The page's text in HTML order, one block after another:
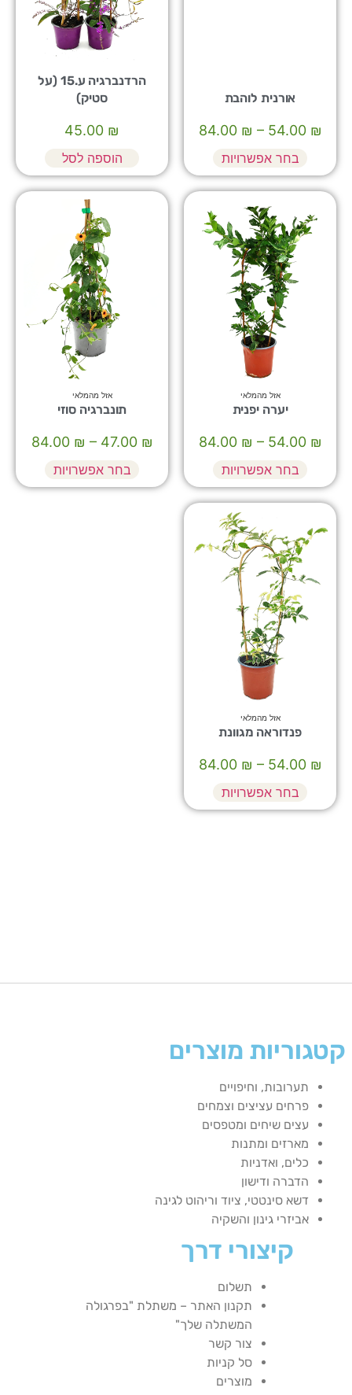
אורנית לוהבת
₪
54.00
–
₪
84.00
בחר אפשרויות
הרדנברגיה ע.15 (על
סטיק)
₪
הוספה לסל
אזל מהמלאי
יערה יפנית
₪
54.00
–
₪
84.00
בחר אפשרויות
אזל מהמלאי
תונברגיה סוזי
₪
47.00
–
₪
84.00
בחר אפשרויות
אזל מהמלאי
פנדוראה מגוונת
₪
54.00
–
₪
84.00
בחר אפשרויות
קטגוריות מוצרים
תערובות, וחיפויים
פרחים עציצים וצמחים
עצים שיחים ומטפסים
מארזים ומתנות
כלים, ואדניות
הדברה ודישון
דשא סינטטי, ציוד וריהוט לגינה
אביזרי גינון והשקיה
קיצורי דרך
תשלום
תקנון האתר – משתלת "בפרגולה
המשתלה שלך"
צור קשר
סל קניות
מוצרים